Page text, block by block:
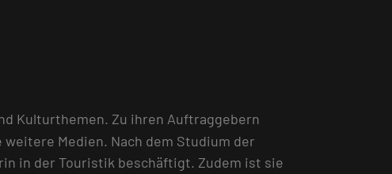
Kulturthemen. Zu ihren Auftraggebern
Medien. Nach dem Studium der
in der Touristik beschäftigt. Zudem ist sie